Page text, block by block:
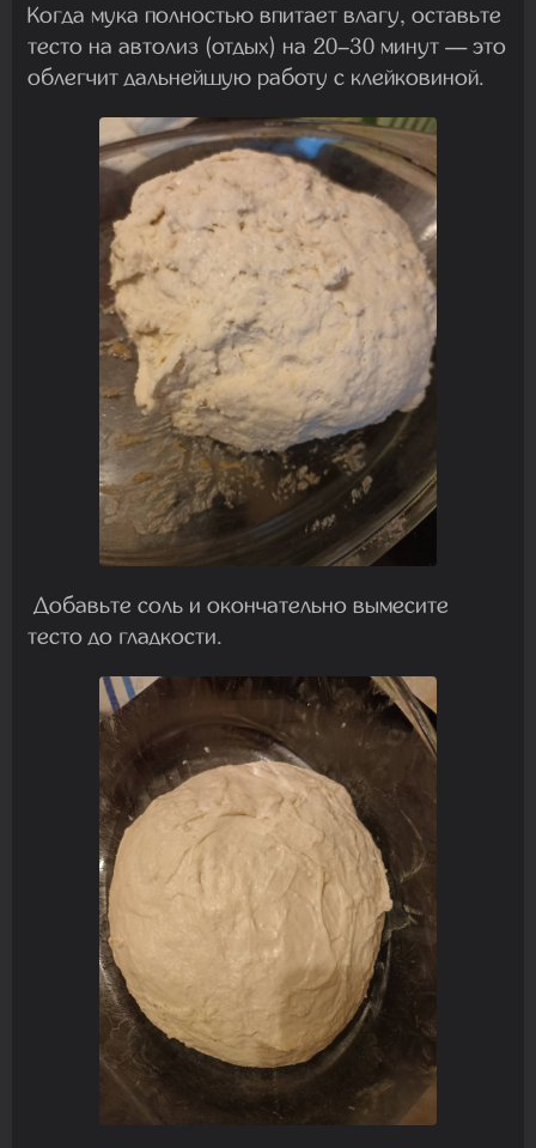
Когда мука полностью впитает влагу, оставьте
тесто на автолиз (отдых) на 20–30 минут — это
облегчит дальнейшую работу с клейковиной.
Добавьте соль и окончательно вымесите
тесто до гладкости.